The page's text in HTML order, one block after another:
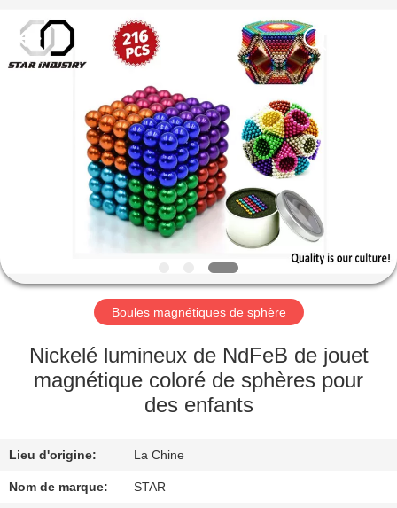
PRODUITS
DE
NOUS
VISITE
D'USINE
DE
QUALITÉ
Copyright
2021
magnetsassembly.com.
Boules magnétiques de sphère
Nickelé lumineux de NdFeB de jouet
magnétique coloré de sphères pour
des enfants
Lieu d'origine: La Chine
Nom de marque: STAR